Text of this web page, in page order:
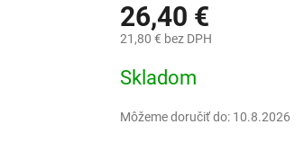
26,40 €
21,80 € bez DPH
cena:
Skladom
Môžeme doručiť do: 10.8.2026